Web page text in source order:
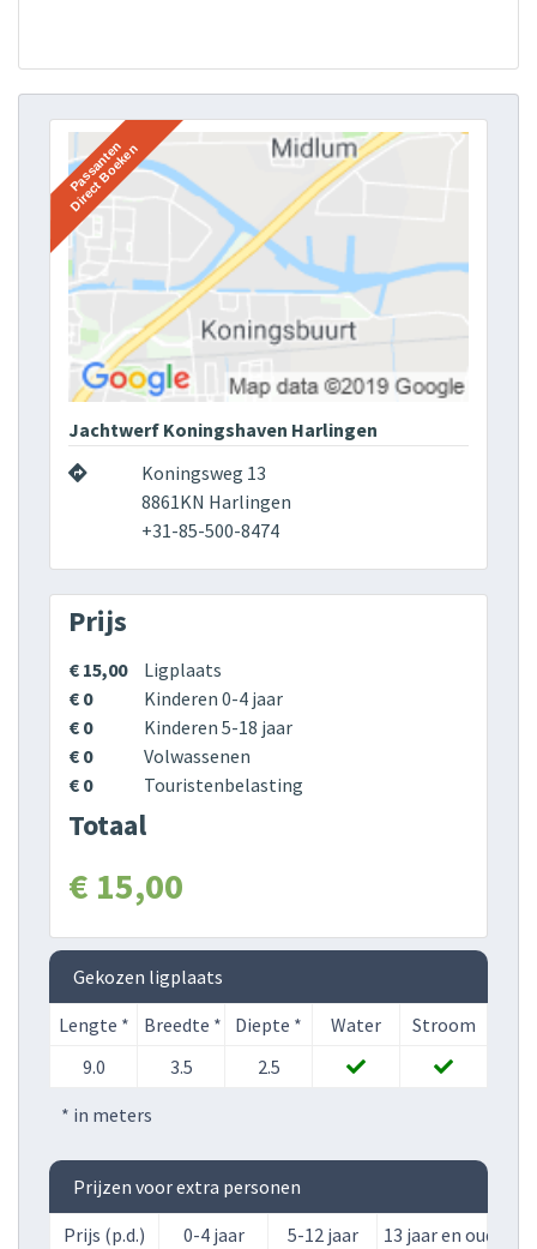
Jachtwerf Koningshaven Harlingen
Koningsweg 13
8861KN Harlingen
+31-85-500-8474
Prijs
€ 15,00
Ligplaats
€ 0
Kinderen 0-4 jaar
€ 0
Kinderen 5-18 jaar
€ 0
Volwassenen
€ 0
Touristenbelasting
Totaal
€ 15,00
Gekozen ligplaats
Lengte *
Breedte * Diepte * Water
Stroom
9.0
3.5
2.5
* in meters
Prijzen voor extra personen
Prijs (p.d.)
0-4 jaar 5-12 jaar
13 jaar en ouder